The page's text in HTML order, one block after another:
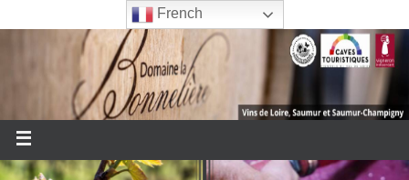
French